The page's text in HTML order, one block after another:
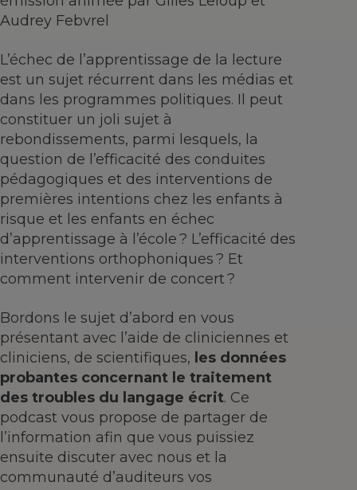
Audrey Febvrel
L’échec de l’apprentissage de la lecture
est un sujet récurrent dans les médias et
dans les programmes politiques. Il peut
constituer un joli sujet à
rebondissements, parmi lesquels, la
question de l’efficacité des conduites
pédagogiques et des interventions de
premières intentions chez les enfants à
risque et les enfants en échec
d’apprentissage à l’école ? L’efficacité des
interventions orthophoniques ? Et
comment intervenir de concert ?
Bordons le sujet d’abord en vous
présentant avec l’aide de cliniciennes et
cliniciens, de scientifiques, les données
probantes concernant le traitement
des troubles du langage écrit. Ce
podcast vous propose de partager de
l’information afin que vous puissiez
ensuite discuter avec nous et la
communauté d’auditeurs vos